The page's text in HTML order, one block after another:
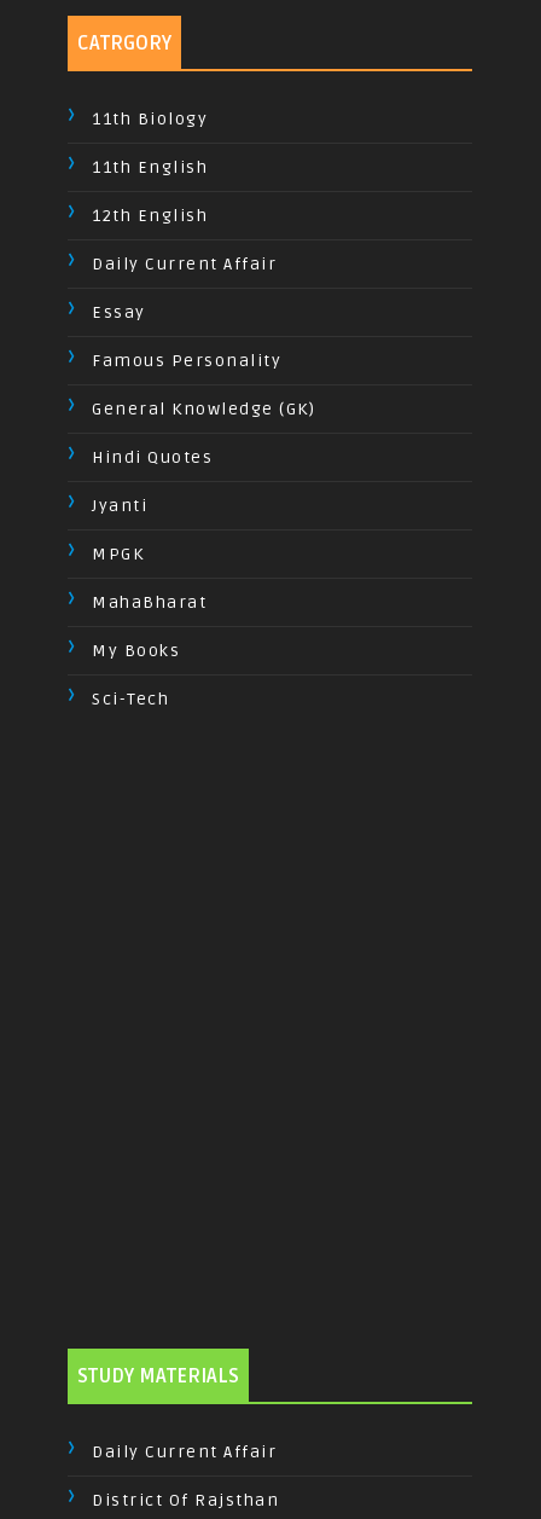
CATRGORY
11th Biology
11th English
12th English
Daily Current Affair
Essay
Famous Personality
General Knowledge (GK)
Hindi Quotes
Jyanti
MPGK
MahaBharat
My Books
Sci-Tech
STUDY MATERIALS
Daily Current Affair
District Of Rajsthan